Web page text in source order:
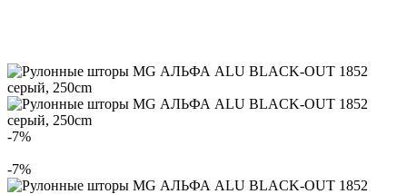
-7%
-7%